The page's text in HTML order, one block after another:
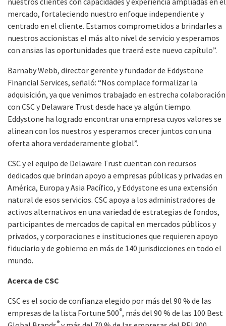
mercado, fortaleciendo nuestro enfoque independiente y
centrado en el cliente. Estamos comprometidos a brindarles a
nuestros accionistas el más alto nivel de servicio y esperamos
con ansias las oportunidades que traerá este nuevo capítulo”.
Barnaby Webb, director gerente y fundador de Eddystone
Financial Services, señaló: “Nos complace formalizar la
adquisición, ya que venimos trabajado en estrecha colaboración
con CSC y Delaware Trust desde hace ya algún tiempo.
Eddystone ha logrado encontrar una empresa cuyos valores se
alinean con los nuestros y esperamos crecer juntos con una
oferta ahora verdaderamente global”.
CSC y el equipo de Delaware Trust cuentan con recursos
dedicados que brindan apoyo a empresas públicas y privadas en
América, Europa y Asia Pacífico, y Eddystone es una extensión
natural de esos servicios. CSC apoya a los administradores de
activos alternativos en una variedad de estrategias de fondos,
participantes de mercados de capital en mercados públicos y
privados, y corporaciones e instituciones que requieren apoyo
fiduciario y de gobierno en más de 140 jurisdicciones en todo el
mundo.
Acerca de CSC
CSC es el socio de confianza elegido por más del 90 % de las
empresas de la lista Fortune 500®, más del 90 % de las 100 Best
®